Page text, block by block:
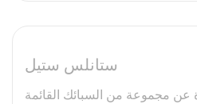
ستانلس ستيل
عن مجموعة من السبائك القائمة